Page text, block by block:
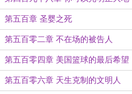
恨我了
第五百章 圣婴之死
第五百零二章 不在场的被告人
第五百零四章 美国篮球的最后希望
第五百零六章 天生克制的文明人